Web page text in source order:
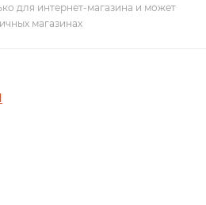
для интернет-магазина и может
магазинах